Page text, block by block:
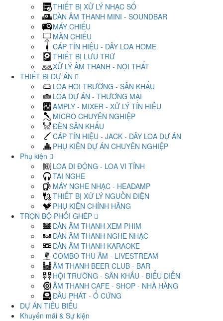
THIẾT BỊ XỬ LÝ NHẠC SỐ
DÀN ÂM THANH MINI - SOUNDBAR
MÁY CHIẾU
MÀN CHIẾU
CÁP TÍN HIỆU - DÂY LOA HOME
THIẾT BỊ LƯU TRỮ
XỬ LÝ ÂM THANH - NỘI THẤT
THIẾT BỊ DỰ ÁN
LOA HỘI TRƯỜNG - SÂN KHẤU
LOA DỰ ÁN - THƯƠNG MẠI
AMPLY - MIXER - XỬ LÝ TÍN HIỆU
MICRO CHUYÊN NGHIỆP
ĐÈN SÂN KHẤU
CÁP TÍN HIỆU - JACK - DÂY LOA DỰ ÁN
PHỤ KIỆN DỰ ÁN CHUYÊN NGHIỆP
Phụ kiện
LOA DI ĐỘNG - LOA VI TÍNH
TAI NGHE
MÁY NGHE NHẠC - HEADAMP
THIẾT BỊ XỬ LÝ NGUỒN ĐIỆN
PHỤ KIỆN CHÍNH HÃNG
TRỌN BỘ PHỐI GHÉP
DÀN ÂM THANH XEM PHIM
DÀN ÂM THANH NGHE NHẠC
DÀN ÂM THANH KARAOKE
COMBO THU ÂM - LIVESTREAM
ÂM THANH BEER CLUB - BAR
HỘI TRƯỜNG - SÂN KHẤU - BIỂU DIỄN
ÂM THANH CAFE - SHOP - NHÀ HÀNG
ĐẦU PHÁT - Ổ CỨNG
DỰ ÁN TIÊU BIỂU
Khuyến mãi & Sự kiện